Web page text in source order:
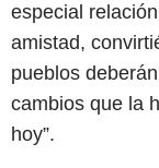
especial
amistad,
pueblos
cambios que la
hoy”.